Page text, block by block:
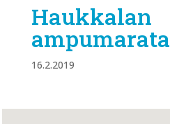
Haukkalan
ampumarata
16.2.2019